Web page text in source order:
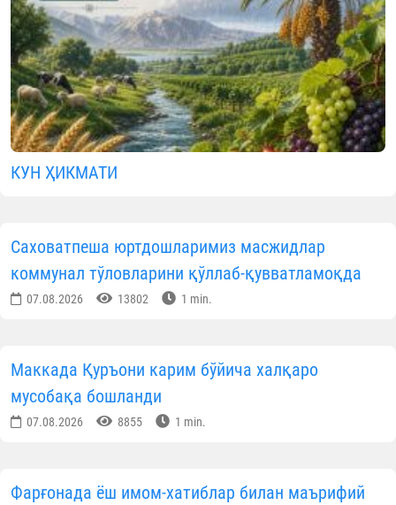
КУН ҲИКМАТИ
Саховатпеша юртдошларимиз масжидлар
коммунал тўловларини қўллаб-қувватламоқда
07.08.2026 13802 1 min.
Маккада Қуръони карим бўйича халқаро
мусобақа бошланди
07.08.2026 8855 1 min.
Фарғонада ёш имом-хатиблар билан маърифий